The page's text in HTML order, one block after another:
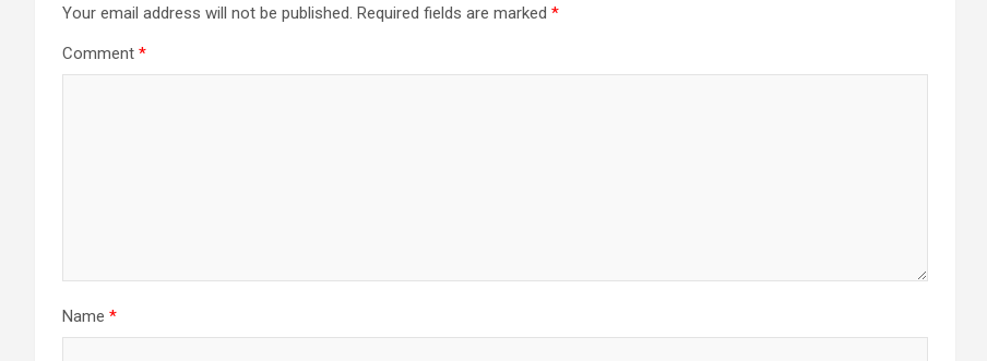
Your email address will not be published. Required fields are marked *
Comment *
Name *